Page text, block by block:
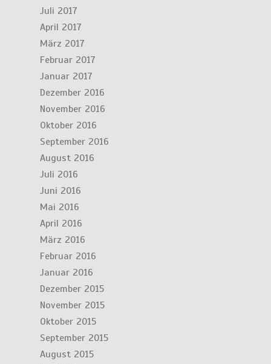
Juli 2017
April 2017
März 2017
Februar 2017
Januar 2017
Dezember 2016
November 2016
Oktober 2016
September 2016
August 2016
Juli 2016
Juni 2016
Mai 2016
April 2016
März 2016
Februar 2016
Januar 2016
Dezember 2015
November 2015
Oktober 2015
September 2015
August 2015